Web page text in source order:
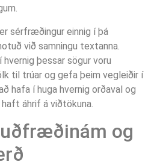
sérfræðingur einnig í þá
við samningu textanna.
hvernig þessar sögur voru
til trúar og gefa þeim vegleiðir í
hafa í huga hvernig orðaval og
áhrif á viðtökuna.
og